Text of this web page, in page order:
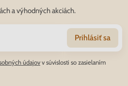
a výhodných akciách.
Prihlásiť sa
údajovv súvislosti so zasielaním